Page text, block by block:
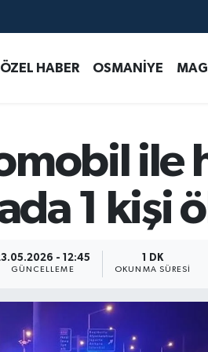
ÖZEL HABER OSMANİYE
ile
1 kişi
- 12:45
GÜNCELLEME
1 DK
OKUNMA SÜRESI